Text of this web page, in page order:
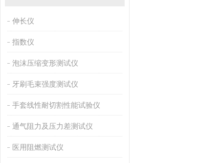
伸长仪
指数仪
泡沫压缩变形测试仪
牙刷毛束强度测试仪
手套线性耐切割性能试验仪
通气阻力及压力差测试仪
医用阻燃测试仪